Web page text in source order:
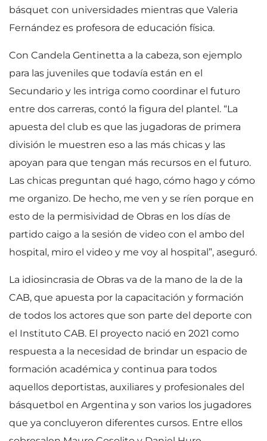
básquet con universidades mientras que Valeria
Fernández es profesora de educación física.
Con Candela Gentinetta a la cabeza, son ejemplo
para las juveniles que todavía están en el
Secundario y les intriga como coordinar el futuro
entre dos carreras, contó la figura del plantel. “La
apuesta del club es que las jugadoras de primera
división le muestren eso a las más chicas y las
apoyan para que tengan más recursos en el futuro.
Las chicas preguntan qué hago, cómo hago y cómo
me organizo. De hecho, me ven y se ríen porque en
esto de la permisividad de Obras en los días de
partido caigo a la sesión de video con el ambo del
hospital, miro el video y me voy al hospital”, aseguró.
La idiosincrasia de Obras va de la mano de la de la
CAB, que apuesta por la capacitación y formación
de todos los actores que son parte del deporte con
el Instituto CAB. El proyecto nació en 2021 como
respuesta a la necesidad de brindar un espacio de
formación académica y continua para todos
aquellos deportistas, auxiliares y profesionales del
básquetbol en Argentina y son varios los jugadores
que ya concluyeron diferentes cursos. Entre ellos